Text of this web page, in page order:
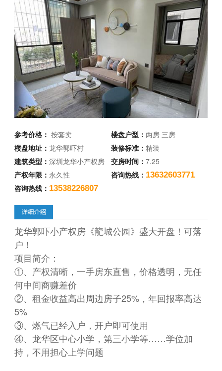
参考价格：按套卖 楼盘户型： 两房 三房
楼盘地址：龙华郭吓村 装修标准： 精装
建筑类型：深圳龙华小产权房 交房时间： 7.25
产权年限： 永久性 咨询热线： 13632603771
咨询热线： 13538226807
龙华郭吓小产权房《龍城公园》盛大开盘！可落
户！
项目简介：
①、产权清晰，一手房东直售，价格透明，无任
何中间商赚差价
②、租金收益高出周边房子25%，年回报率高达
5%
③、燃气已经入户，开户即可使用
④、龙华区中心小学，第三小学等……学位加
持，不用担心上学问题